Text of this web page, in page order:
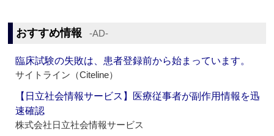
おすすめ情報 ‐AD‐
臨床試験の失敗は、患者登録前から始まっています。
サイトライン（Citeline）
【日立社会情報サービス】医療従事者が副作用情報を迅
速確認
株式会社日立社会情報サービス